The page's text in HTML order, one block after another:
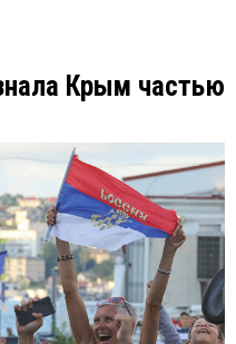
Крым частью